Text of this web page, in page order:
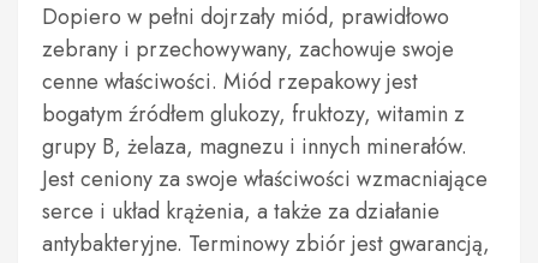
Dopiero w pełni dojrzały miód, prawidłowo
zebrany i przechowywany, zachowuje swoje
cenne właściwości. Miód rzepakowy jest
bogatym źródłem glukozy, fruktozy, witamin z
grupy B, żelaza, magnezu i innych minerałów.
Jest ceniony za swoje właściwości wzmacniające
serce i układ krążenia, a także za działanie
antybakteryjne. Terminowy zbiór jest gwarancją,